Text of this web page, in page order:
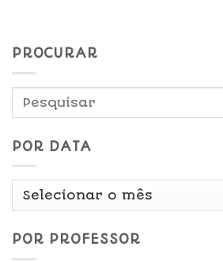
PROCURAR
POR DATA
Por
POR PROFESSOR